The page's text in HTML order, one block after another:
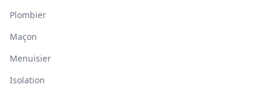
Plombier
Maçon
Menuisier
Isolation